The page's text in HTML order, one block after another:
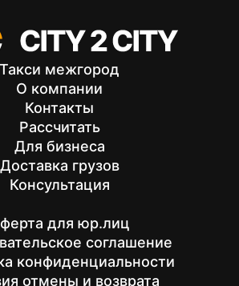
Такси межгород
О компании
Контакты
Рассчитать
Для бизнеса
Доставка грузов
Консультация
для юр.лиц
соглашение
конфиденциальности
отмены и возврата